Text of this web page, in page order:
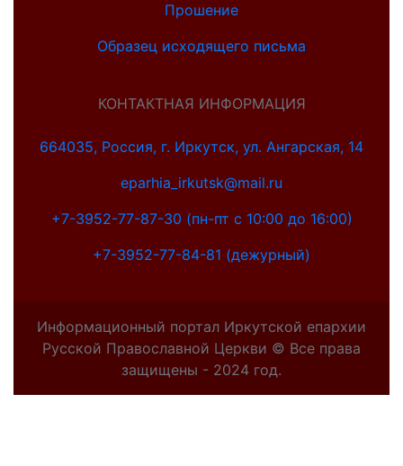
Прошение
Образец исходящего письма
КОНТАКТНАЯ ИНФОРМАЦИЯ
664035, Россия, г. Иркутск, ул. Ангарская, 14
eparhia_irkutsk@mail.ru
+7-3952-77-87-30 (пн-пт с 10:00 до 16:00)
+7-3952-77-84-81 (дежурный)
Информационный портал Иркутской епархии
Русской Православной Церкви © Все права
защищены - 2024 год.